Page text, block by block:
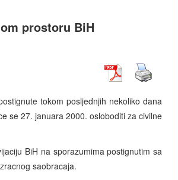
prostoru BiH
tokom posljednjih nekoliko dana
se 27. januara 2000. osloboditi za civilne
BiH na sporazumima postignutim sa
saobracaja.